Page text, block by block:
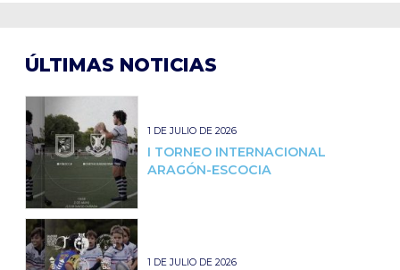
ÚLTIMAS NOTICIAS
1 DE JULIO DE 2026
I TORNEO INTERNACIONAL
ARAGÓN-ESCOCIA
1 DE JULIO DE 2026